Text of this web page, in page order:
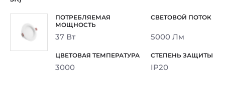
37 Вт 5000 Лм
3000 IP20